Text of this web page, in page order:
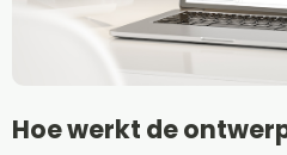
Hoe werkt de